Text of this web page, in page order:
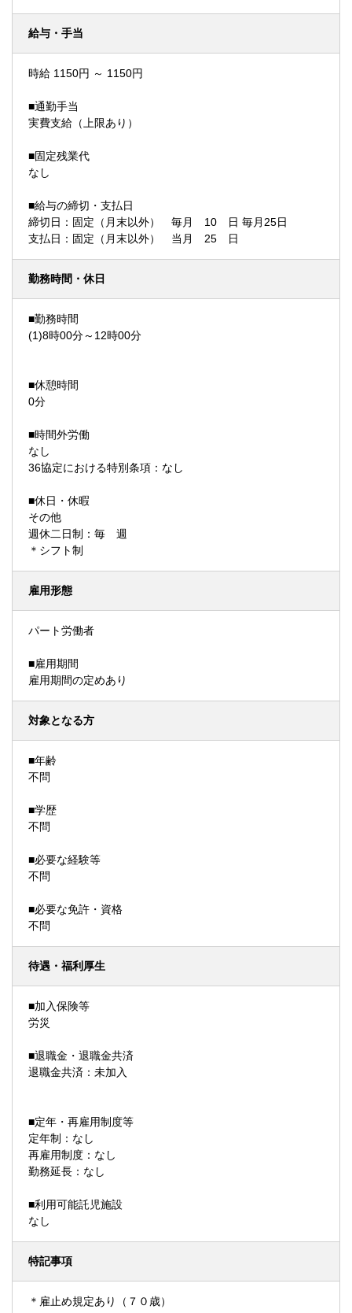
給与・手当
時給 1150円 ～ 1150円
■通勤手当
実費支給（上限あり）
■固定残業代
なし
■給与の締切・支払日
締切日：固定（月末以外） 毎月 10 日 毎月25日
支払日：固定（月末以外） 当月 25 日
勤務時間・休日
■勤務時間
(1)8時00分～12時00分
■休憩時間
0分
■時間外労働
なし
36協定における特別条項：なし
■休日・休暇
その他
週休二日制：毎 週
＊シフト制
雇用形態
パート労働者
■雇用期間
雇用期間の定めあり
対象となる方
■年齢
不問
■学歴
不問
■必要な経験等
不問
■必要な免許・資格
不問
待遇・福利厚生
■加入保険等
労災
■退職金・退職金共済
退職金共済：未加入
■定年・再雇用制度等
定年制：なし
再雇用制度：なし
勤務延長：なし
■利用可能託児施設
なし
特記事項
＊雇止め規定あり（７０歳）